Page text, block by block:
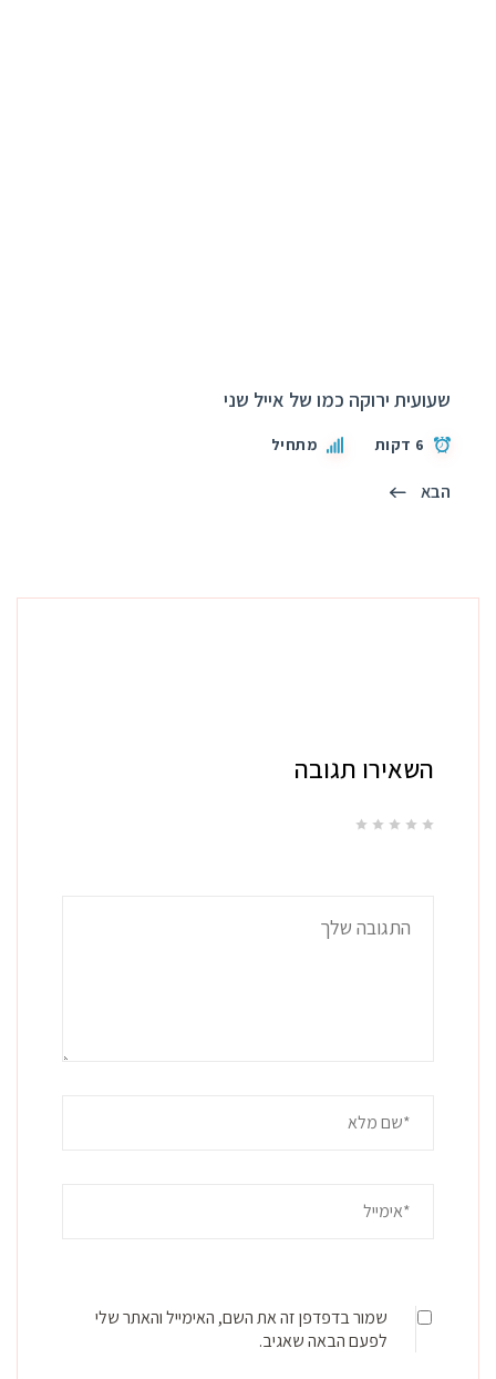
שעועית ירוקה כמו של אייל שני
6 דקות מתחיל
הבא
השאירו תגובה
שמור בדפדפן זה את השם, האימייל והאתר שלי
לפעם הבאה שאגיב.